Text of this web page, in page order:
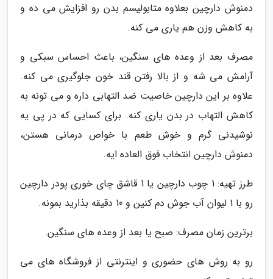
دمنوش دارچین بعلاوه متابولیسم بدن رو افزایش می ده و
به کاهش وزن هم یاری می کنه.
مصرف بعد از وعده های سنگین، باعث احساس سبکی و
آرامش می شه و از بالا رفتن قند خون جلوگیری می کنه.
علاوه بر این دارچین خاصیت ضد التهابی داره و می تونه به
کاهش التهاب در بدن یاری کنه. برای کسایی که در پی یه
نوشیدنی گرم و خوش طعم با خواص درمانی هستن،
دمنوش دارچین انتخاب فوق العاده ایه.
طرز تهیه: 1 چوب دارچین یا 1 قاشق چای خوری پودر دارچین
رو با 1 لیوان آب جوش دم کنین و 10 دقیقه بذارید بمونه.
برترین زمان مصرف: صبح یا بعد از وعده های سنگین.
رو به روش های حضوری و اینترنتی از فروشگاه های می